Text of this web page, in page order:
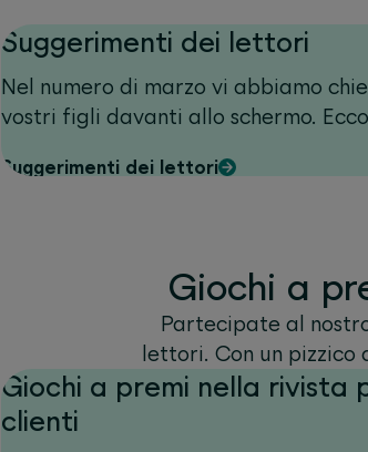
Suggerimenti dei lettori
Nel numero di marzo vi abbiamo
vostri figli davanti allo schermo.
Suggerimenti dei lettori
Giochi a
Partecipate al
lettori. Con un
Giochi a premi nella rivista
clienti